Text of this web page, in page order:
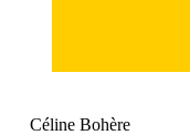
Céline Bohère